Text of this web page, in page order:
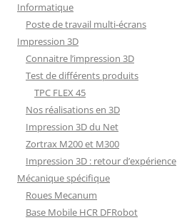
Informatique
Poste de travail multi-écrans
Impression 3D
Connaitre l’impression 3D
Test de différents produits
TPC FLEX 45
Nos réalisations en 3D
Impression 3D du Net
Zortrax M200 et M300
Impression 3D : retour d’expérience
Mécanique spécifique
Roues Mecanum
Base Mobile HCR DFRobot